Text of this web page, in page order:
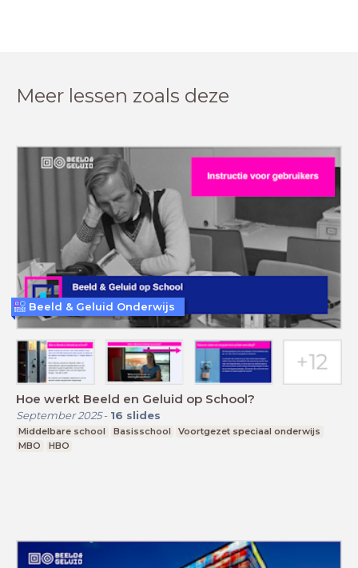
Meer lessen zoals deze
Hoe werkt Beeld en Geluid op School?
September 2025- 16 slides
Middelbare school Basisschool
Voortgezet speciaal onderwijs
MBO
HBO
Beeld & Geluid Onderwijs